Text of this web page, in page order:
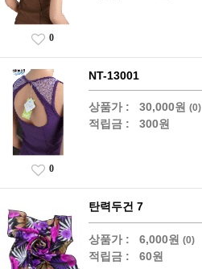
0
NT-13001
상품가 : 30,000원 (0)
적립금 : 300원
0
탄력두건 7
상품가 : 6,000원 (0)
적립금 : 60원